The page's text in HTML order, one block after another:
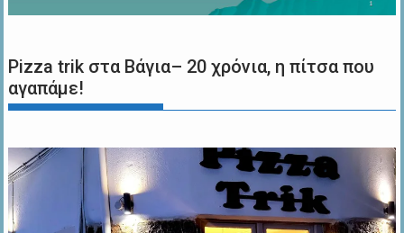
Pizza trik στα Βάγια– 20 χρόνια, η πίτσα που
αγαπάμε!